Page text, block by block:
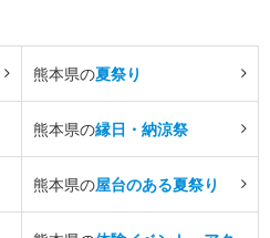
熊本県の夏祭り
熊本県の縁日・納涼祭
熊本県の屋台のある夏祭り